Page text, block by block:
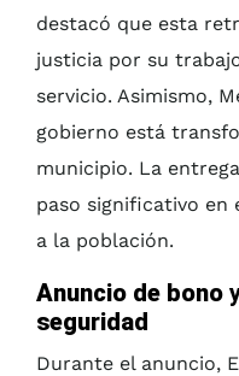
destacó que esta
justicia por su
servicio. Asimismo,
gobierno está
municipio. La
paso significativo en
a la población.
Anuncio de bono
seguridad
Durante el anuncio,